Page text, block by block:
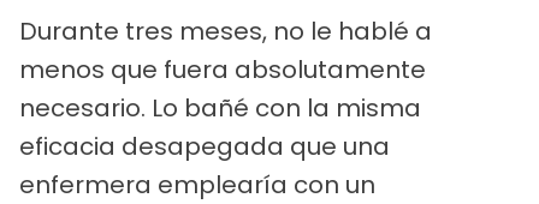
Durante tres meses, no le hablé a
menos que fuera absolutamente
necesario. Lo bañé con la misma
eficacia desapegada que una
enfermera emplearía con un